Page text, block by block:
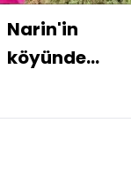
Narin'in
köyünde
seçimi